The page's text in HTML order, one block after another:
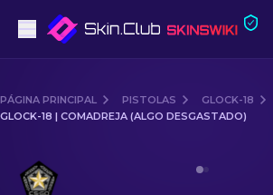
Gama media
Fusiles
PÁGINA PRINCIPAL PISTOLAS
GLOCK-18
GLOCK-18 | COMADREJA (ALGO DESGASTADO)